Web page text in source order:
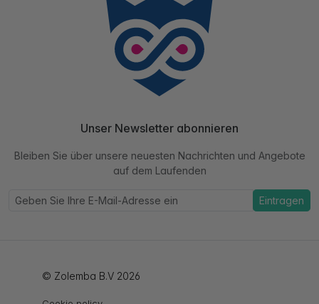
Unser Newsletter abonnieren
Bleiben Sie über unsere neuesten Nachrichten und Angebote
auf dem Laufenden
Eintragen
© Zolemba B.V 2026